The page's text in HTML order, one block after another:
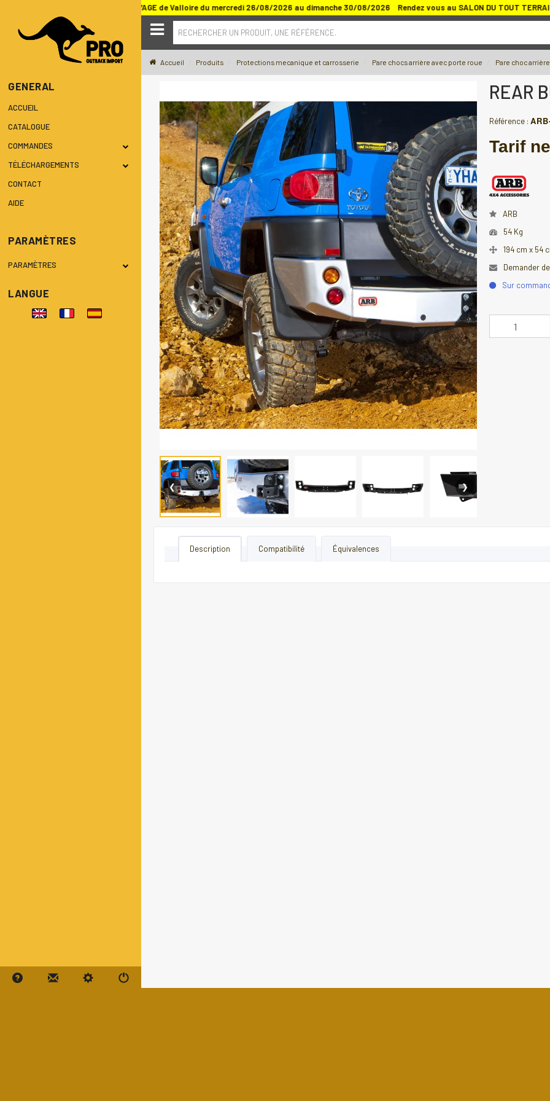
GENERAL
ACCUEIL
CATALOGUE
COMMANDES
TÉLÉCHARGEMENTS
CONTACT
AIDE
PARAMÈTRES
PARAMÈTRES
LANGUE
DU TOUT TERRAIN ET DU VOYAGE de Valloire du mercredi 26/08/2026 au dimanche 30/08/2026 Rendez vous au SALON DU TOUT
RECHERCHER UN PRODUIT, UNE RÉFÉRENCE.
Accueil Produits Protections mecanique et carrosserie Pare chocs arrière avec porte roue Pare choc
❮ ❯
REAR
Référence :
Tarif
ARB
54 Kg
194 cm x 54
Demander
Sur
Description Compatibilité Équivalences